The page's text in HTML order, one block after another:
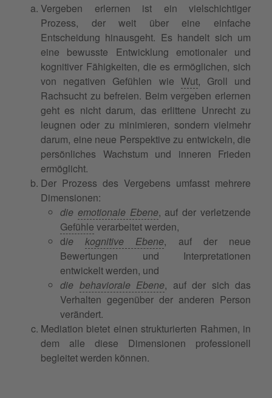
Vergeben erlernen ist ein vielschichtiger
Prozess, der weit über eine einfache
Entscheidung hinausgeht. Es handelt sich um
eine bewusste Entwicklung emotionaler und
kognitiver Fähigkeiten, die es ermöglichen, sich
von negativen Gefühlen wie Wut, Groll und
Rachsucht zu befreien. Beim vergeben erlernen
geht es nicht darum, das erlittene Unrecht zu
leugnen oder zu minimieren, sondern vielmehr
darum, eine neue Perspektive zu entwickeln, die
persönliches Wachstum und inneren Frieden
ermöglicht.
Der Prozess des Vergebens umfasst mehrere
Dimensionen:
die emotionale Ebene, auf der verletzende
Gefühle verarbeitet werden,
diekognitive Ebene, auf der neue
Bewertungen und Interpretationen
entwickelt werden, und
die behaviorale Ebene, auf der sich das
Verhalten gegenüber der anderen Person
verändert.
Mediation bietet einen strukturierten Rahmen, in
dem alle diese Dimensionen professionell
begleitet werden können.